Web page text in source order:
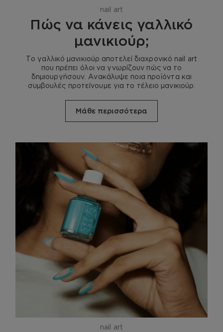
nail art
Πώς να κάνεις γαλλικό
μανικιούρ;
Το γαλλικό μανικιούρ αποτελεί διαχρονικό nail art
που πρέπει όλοι να γνωρίζουν πώς να το
δημιουργήσουν. Ανακάλυψε ποια προϊόντα και
συμβουλές προτείνουμε για το τέλειο μανικιούρ.
Μάθε περισσότερα
nail art